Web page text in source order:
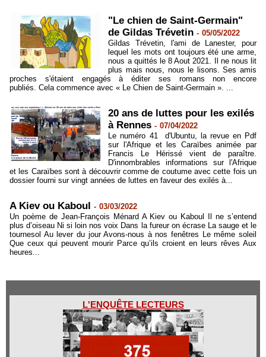
"Le chien de Saint-Germain"
de Gildas Trévetin - 05/05/2022
Gildas Trévetin, l'ami de Lanester, pour
lequel les mots ont toujours été une arme,
nous a quittés le 8 Aout 2021. Il ne nous lit
plus mais nous, nous le lisons. Ses amis
proches s'étaient engagés à éditer ses romans non encore
publiés. Cela commence avec « Le Chien de Saint-Germain ». ...
20 ans de luttes pour les exilés
à Rennes - 07/04/2022
Le numéro 41 d'Ubuntu, la revue en Pdf
sur l'Afrique et les Caraïbes animée par
Francis Le Hérissé vient de paraître.
D'innombrables informations sur l'Afrique
et les Caraïbes sont à découvrir comme de coutume avec cette fois un
dossier fourni sur vingt années de luttes en faveur des exilés à...
A Kiev ou Kaboul - 03/03/2022
Un poème de Jean-François Ménard A Kiev ou Kaboul Il ne s’entend
plus d’oiseau Ni si loin nos voix Dans la fureur on écrase La sauge et le
tournesol Au lever du jour Avons-nous à nos fenêtres Le même soleil
Que ceux qui peuvent mourir Parce qu’ils croient en leurs rêves Aux
heures...
L'ENQUÊTE LECTEURS